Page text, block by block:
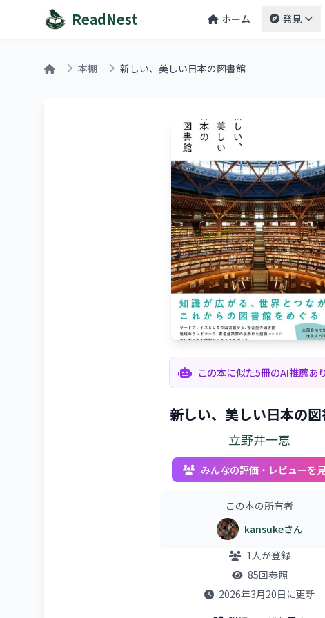
ReadNest ホーム 発見
本棚 新しい、美しい日本の図書館
この本に似た5冊のAI推薦あ
新しい、美しい日本の
立野井一恵
みんなの評価・レビューを
この本の所有者
kansukeさん
1人が登録
85回参照
2026年3月20日に更新